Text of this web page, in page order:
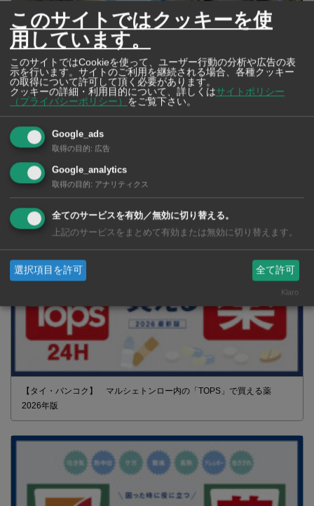
2026年版 タイの鉄道事情 電車でGO！
【タイ・バンコク】 マルシェトンロー内の「TOPS」で買える薬
2026年版
このサイトではクッキーを使
用しています。
このサイトではCookieを使って、ユーザー行動の分析や広告の表
示を行います。サイトのご利用を継続される場合、各種クッキー
の取得について許可して頂く必要があります。
クッキーの詳細・利用目的について、詳しくはサイトポリシー
（プライバシーポリシー）
をご覧下さい。
Google_ads
取得の目的: 広告
Google_analytics
取得の目的: アナリティクス
全てのサービスを有効／無効に切り替える。
上記のサービスをまとめて有効または無効に切り替えます。
選択項目を許可 全て許可
Klaro